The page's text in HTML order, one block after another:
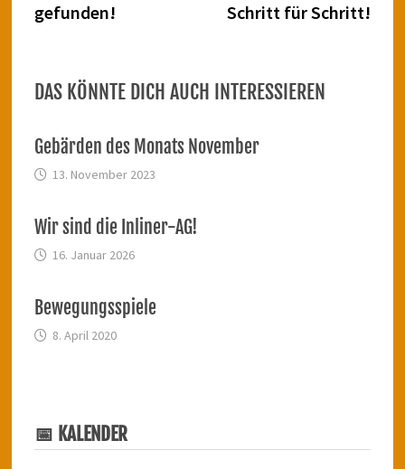
gefunden!
Schritt für Schritt!
DAS KÖNNTE DICH AUCH INTERESSIEREN
Gebärden des Monats November
13. November 2023
Wir sind die Inliner-AG!
16. Januar 2026
Bewegungsspiele
8. April 2020
📅 KALENDER